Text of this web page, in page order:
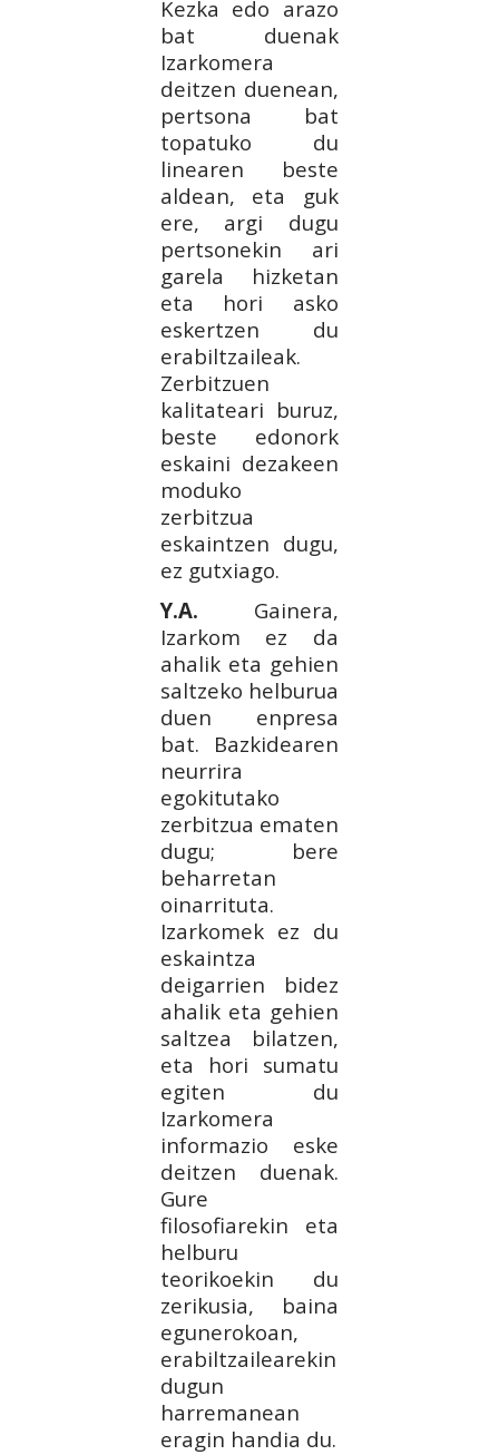
Kezka edo arazo
bat duenak
Izarkomera
deitzen duenean,
pertsona bat
topatuko du
linearen beste
aldean, eta guk
ere, argi dugu
pertsonekin ari
garela hizketan
eta hori asko
eskertzen du
erabiltzaileak.
Zerbitzuen
kalitateari buruz,
beste edonork
eskaini dezakeen
moduko
zerbitzua
eskaintzen dugu,
ez gutxiago.
Y.A. Gainera,
Izarkom ez da
ahalik eta gehien
saltzeko helburua
duen enpresa
bat. Bazkidearen
neurrira
egokitutako
zerbitzua ematen
dugu; bere
beharretan
oinarrituta.
Izarkomek ez du
eskaintza
deigarrien bidez
ahalik eta gehien
saltzea bilatzen,
eta hori sumatu
egiten du
Izarkomera
informazio eske
deitzen duenak.
Gure
filosofiarekin eta
helburu
teorikoekin du
zerikusia, baina
egunerokoan,
erabiltzailearekin
dugun
harremanean
eragin handia du.